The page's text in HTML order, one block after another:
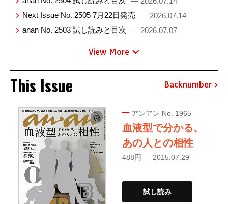
Next Issue No. 2505 7月22日発売 — 2026.07.14
anan No. 2503 試し読みと目次 — 2026.07.07
View More
This Issue Backnumber
アンアン No. 1965
血液型で分かる、
あの人との相性
488円 — 2015.07.29
試し読み